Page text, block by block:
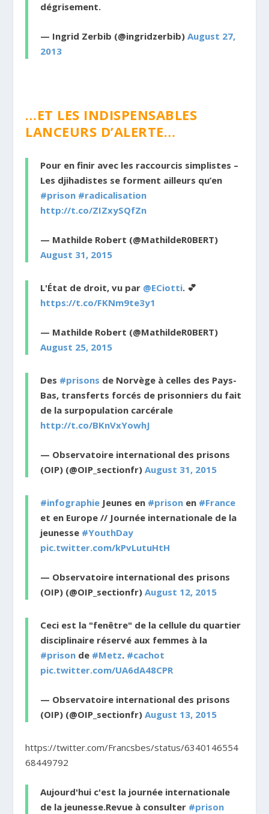
dégrisement.
— Ingrid Zerbib (@ingridzerbib)August 27,
2013
…ET LES INDISPENSABLES
LANCEURS D’ALERTE…
Pour en finir avec les raccourcis simplistes –
Les djihadistes se forment ailleurs qu’en
#prison #radicalisation
http://t.co/ZIZxySQfZn
— Mathilde Robert (@MathildeR0BERT)
August 31, 2015
L'État de droit, vu par @ECiotti. 💕
https://t.co/FKNm9te3y1
— Mathilde Robert (@MathildeR0BERT)
August 25, 2015
Des #prisons de Norvège à celles des Pays-
Bas, transferts forcés de prisonniers du fait
de la surpopulation carcérale
http://t.co/BKnVxYowhJ
— Observatoire international des prisons
(OIP) (@OIP_sectionfr)August 31, 2015
#infographie Jeunes en #prison en #France
et en Europe // Journée internationale de la
jeunesse #YouthDay
pic.twitter.com/kPvLutuHtH
— Observatoire international des prisons
(OIP) (@OIP_sectionfr)August 12, 2015
Ceci est la "fenêtre" de la cellule du quartier
disciplinaire réservé aux femmes à la
#prison de #Metz. #cachot
pic.twitter.com/UA6dA48CPR
— Observatoire international des prisons
(OIP) (@OIP_sectionfr)August 13, 2015
https://twitter.com/Francsbes/status/6340146554
68449792
Aujourd'hui c'est la journée internationale
de la jeunesse.Revue à consulter #prison